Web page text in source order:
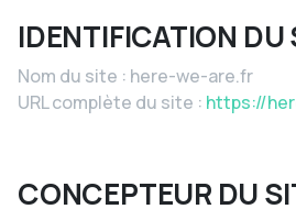
IDENTIFICATION DU
Nom du site : here-we-are.fr
URL complète du site : https://
CONCEPTEUR DU